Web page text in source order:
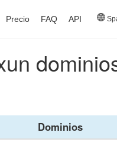
Precio FAQ API
Dominios